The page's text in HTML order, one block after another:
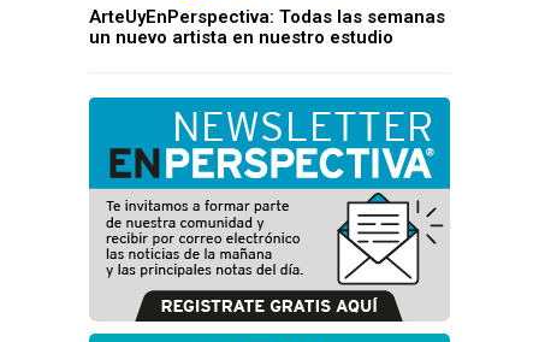
ArteUyEnPerspectiva: Todas las semanas
un nuevo artista en nuestro estudio